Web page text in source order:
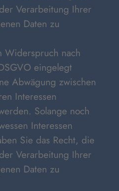
Verarbeitung Ihrer
Daten zu
Widerspruch nach
eingelegt
Abwägung zwischen
Interessen
Solange noch
Interessen
Sie das Recht, die
Verarbeitung Ihrer
Daten zu